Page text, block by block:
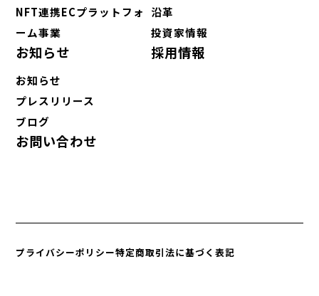
NFT連携ECプラットフォ
ーム事業
沿革
投資家情報
お知らせ
お知らせ
プレスリリース
ブログ
採用情報
お問い合わせ
プライバシーポリシー特定商取引法に基づく表記